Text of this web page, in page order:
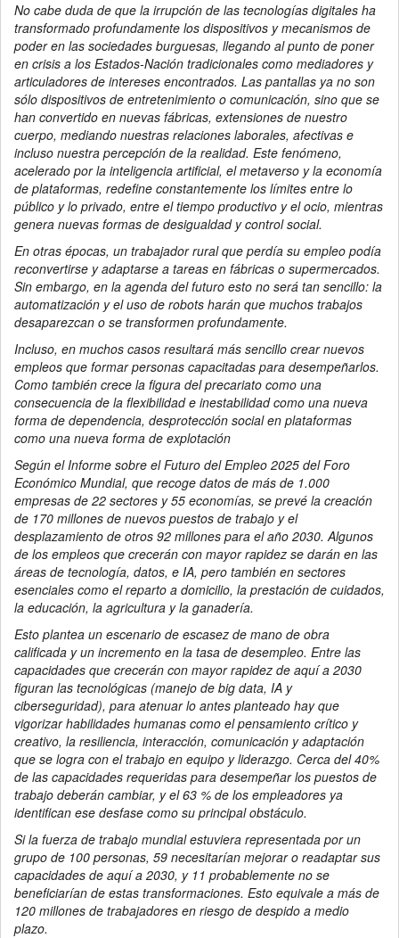
No cabe duda de que la irrupción de las tecnologías digitales ha
transformado profundamente los dispositivos y mecanismos de
poder en las sociedades burguesas, llegando al punto de poner
en crisis a los Estados-Nación tradicionales como mediadores y
articuladores de intereses encontrados. Las pantallas ya no son
sólo dispositivos de entretenimiento o comunicación, sino que se
han convertido en nuevas fábricas, extensiones de nuestro
cuerpo, mediando nuestras relaciones laborales, afectivas e
incluso nuestra percepción de la realidad. Este fenómeno,
acelerado por la inteligencia artificial, el metaverso y la economía
de plataformas, redefine constantemente los límites entre lo
público y lo privado, entre el tiempo productivo y el ocio, mientras
genera nuevas formas de desigualdad y control social.
En otras épocas, un trabajador rural que perdía su empleo podía
reconvertirse y adaptarse a tareas en fábricas o supermercados.
Sin embargo, en la agenda del futuro esto no será tan sencillo: la
automatización y el uso de robots harán que muchos trabajos
desaparezcan o se transformen profundamente.
Incluso, en muchos casos resultará más sencillo crear nuevos
empleos que formar personas capacitadas para desempeñarlos.
Como también crece la figura del precariato como una
consecuencia de la flexibilidad e inestabilidad como una nueva
forma de dependencia, desprotección social en plataformas
como una nueva forma de explotación
Según el Informe sobre el Futuro del Empleo 2025 del Foro
Económico Mundial, que recoge datos de más de 1.000
empresas de 22 sectores y 55 economías, se prevé la creación
de 170 millones de nuevos puestos de trabajo y el
desplazamiento de otros 92 millones para el año 2030. Algunos
de los empleos que crecerán con mayor rapidez se darán en las
áreas de tecnología, datos, e IA, pero también en sectores
esenciales como el reparto a domicilio, la prestación de cuidados,
la educación, la agricultura y la ganadería.
Esto plantea un escenario de escasez de mano de obra
calificada y un incremento en la tasa de desempleo. Entre las
capacidades que crecerán con mayor rapidez de aquí a 2030
figuran las tecnológicas (manejo de big data, IA y
ciberseguridad), para atenuar lo antes planteado hay que
vigorizar habilidades humanas como el pensamiento crítico y
creativo, la resiliencia, interacción, comunicación y adaptación
que se logra con el trabajo en equipo y liderazgo. Cerca del 40%
de las capacidades requeridas para desempeñar los puestos de
trabajo deberán cambiar, y el 63 % de los empleadores ya
identifican ese desfase como su principal obstáculo.
Si la fuerza de trabajo mundial estuviera representada por un
grupo de 100 personas, 59 necesitarían mejorar o readaptar sus
capacidades de aquí a 2030, y 11 probablemente no se
beneficiarían de estas transformaciones. Esto equivale a más de
120 millones de trabajadores en riesgo de despido a medio
plazo.